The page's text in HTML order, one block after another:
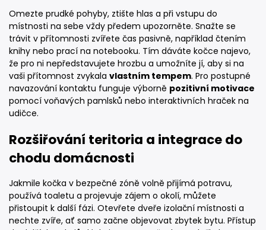
Omezte prudké pohyby, ztište hlas a při vstupu do
místnosti na sebe vždy předem upozorněte. Snažte se
trávit v přítomnosti zvířete čas pasivně, například čtením
knihy nebo prací na notebooku. Tím dáváte kočce najevo,
že pro ni nepředstavujete hrozbu a umožníte jí, aby si na
vaši přítomnost zvykala vlastním tempem. Pro postupné
navazování kontaktu funguje výborně pozitivní motivace
pomocí voňavých pamlsků nebo interaktivních hraček na
udičce.
Rozšiřování teritoria a integrace do
chodu domácnosti
Jakmile kočka v bezpečné zóně volně přijímá potravu,
používá toaletu a projevuje zájem o okolí, můžete
přistoupit k další fázi. Otevřete dveře izolační místnosti a
nechte zvíře, ať samo začne objevovat zbytek bytu. Přístup